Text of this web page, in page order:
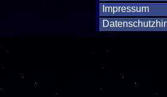
Impressum